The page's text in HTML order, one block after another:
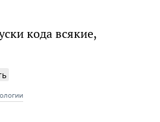
кода всякие,